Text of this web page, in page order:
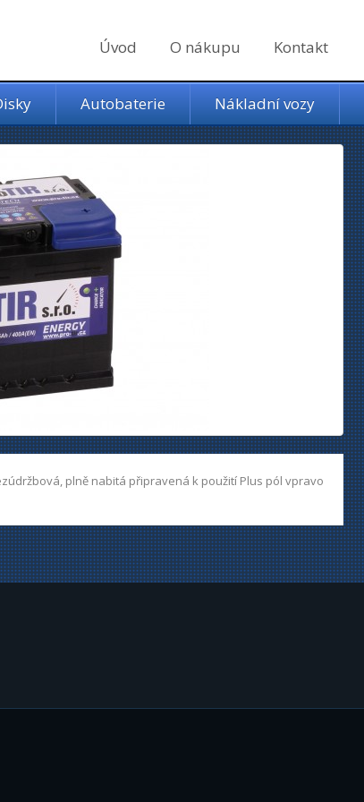
Úvod O nákupu Kontakt
Autobaterie Nákladní vozy
plně nabitá připravená k použití Plus pól vpravo